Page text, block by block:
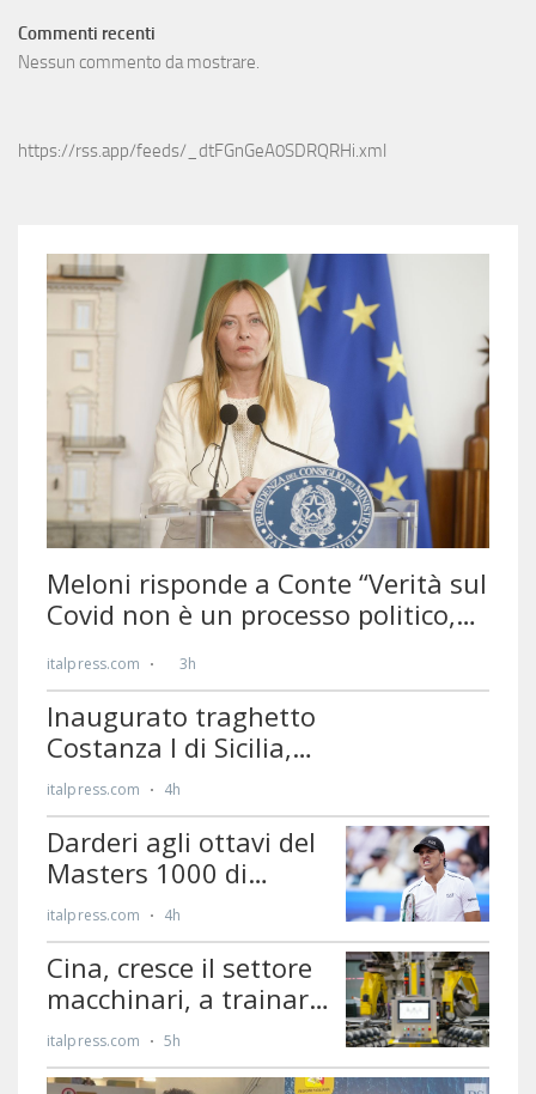
Commenti recenti
Nessun commento da mostrare.
https://rss.app/feeds/_dtFGnGeA0SDRQRHi.xml